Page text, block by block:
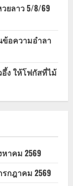
ยลาว 5/8/69
อความอำลา
ง ให้โฟกัสที่ไม้
าคม 2569
กฎาคม 2569